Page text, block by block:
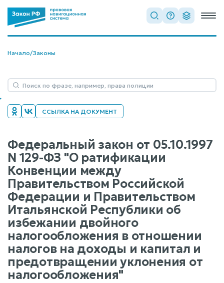
Начало/Законы
ССЫЛКА НА ДОКУМЕНТ
Федеральный закон от 05.10.1997
N 129-ФЗ "О ратификации
Конвенции между
Правительством Российской
Федерации и Правительством
Итальянской Республики об
избежании двойного
налогообложения в отношении
налогов на доходы и капитал и
предотвращении уклонения от
налогообложения"